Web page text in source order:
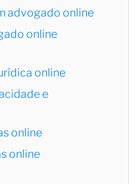
advogado online
online
online
e
online
online